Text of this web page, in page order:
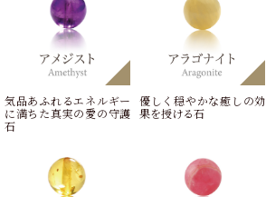
気品あふれるエネルギー
に満ちた真実の愛の守護
石
優しく穏やかな癒しの効
果を授ける石